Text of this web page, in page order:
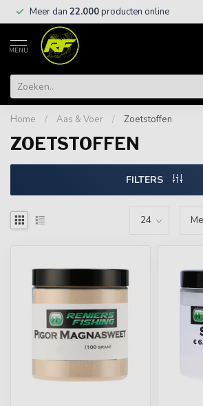
Meer dan 22.000producten online
MENU
Home / Aas & Voer / Zoetstoffen
ZOETSTOFFEN
FILTERS